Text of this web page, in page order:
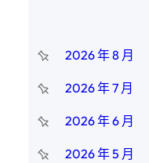
2026 年 8 月
2026 年 7 月
2026 年 6 月
2026 年 5 月